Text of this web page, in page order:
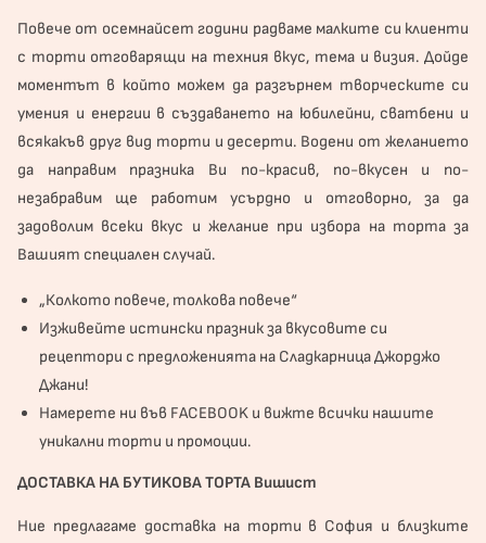
Повече от осемнайсет години радваме малките си клиенти
с торти отговарящи на техния вкус, тема и визия. Дойде
моментът в който можем да разгърнем творческите си
умения и енергии в създаването на юбилейни, сватбени и
всякакъв друг вид торти и десерти. Водени от желанието
да направим празника Ви по-красив, по-вкусен и по-
незабравим ще работим усърдно и отговорно, за да
задоволим всеки вкус и желание при избора на торта за
Вашият специален случай.
„Колкото повече, толкова повече“
Изживейте истински празник за вкусовите си
рецептори с предложенията на Сладкарница Джорджо
Джани!
Намерете ни във FACEBOOK и вижте всички нашите
уникални торти и промоции.
ДОСТАВКА НА БУТИКОВА ТОРТА Вишист
Ние предлагаме доставка на торти в София и близките